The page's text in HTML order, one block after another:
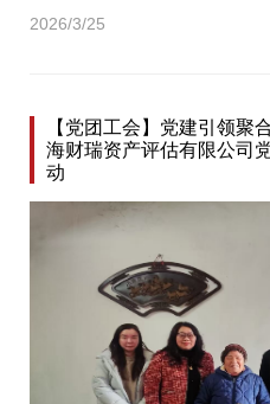
2026/3/25
【党团工会】党建引领
海财瑞资产评估有限公司
动